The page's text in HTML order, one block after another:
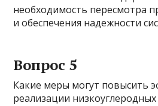
необходимость пересмотра
и обеспечения надежности
Вопрос 5
Какие меры могут повысить
реализации